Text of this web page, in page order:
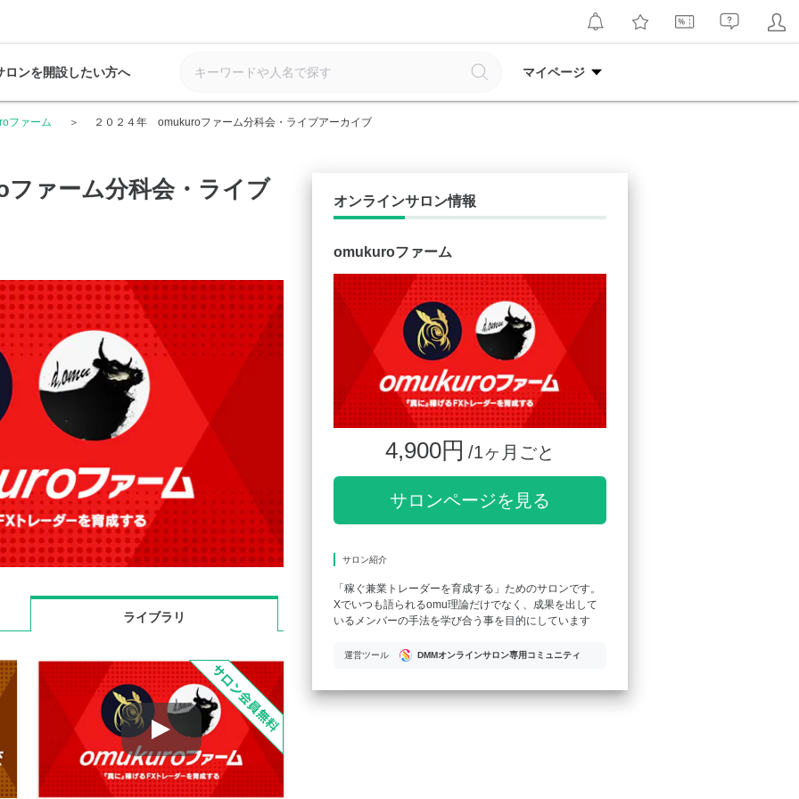
ロンを開設したい方へ マイページ
ファーム ２０２４年 omukuroファーム分科会・ライブアーカイブ
ァーム分科会・ライブ
ライブラリ
オンラインサロン情報
omukuroファーム
4,900円 /1ヶ月ごと
サロンページを見る
サロン紹介
「稼ぐ兼業トレーダーを育成する」ためのサロンです。
Xでいつも語られるomu理論だけでなく、成果を出して
いるメンバーの手法を学び合う事を目的にしています
運営ツール DMMオンラインサロン専用コミュニティ